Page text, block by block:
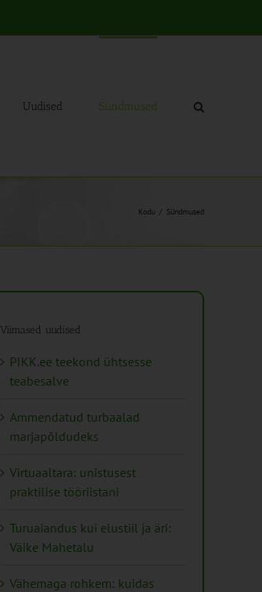
Uudised Sündmused
Kodu Sündmused
Viimased uudised
PIKK.ee teekond ühtsesse
teabesalve
Ammendatud turbaalad
marjapõldudeks
Virtuaaltara: unistusest
praktilise tööriistani
Turuaiandus kui elustiil ja äri:
Väike Mahetalu
Vähemaga rohkem: kuidas